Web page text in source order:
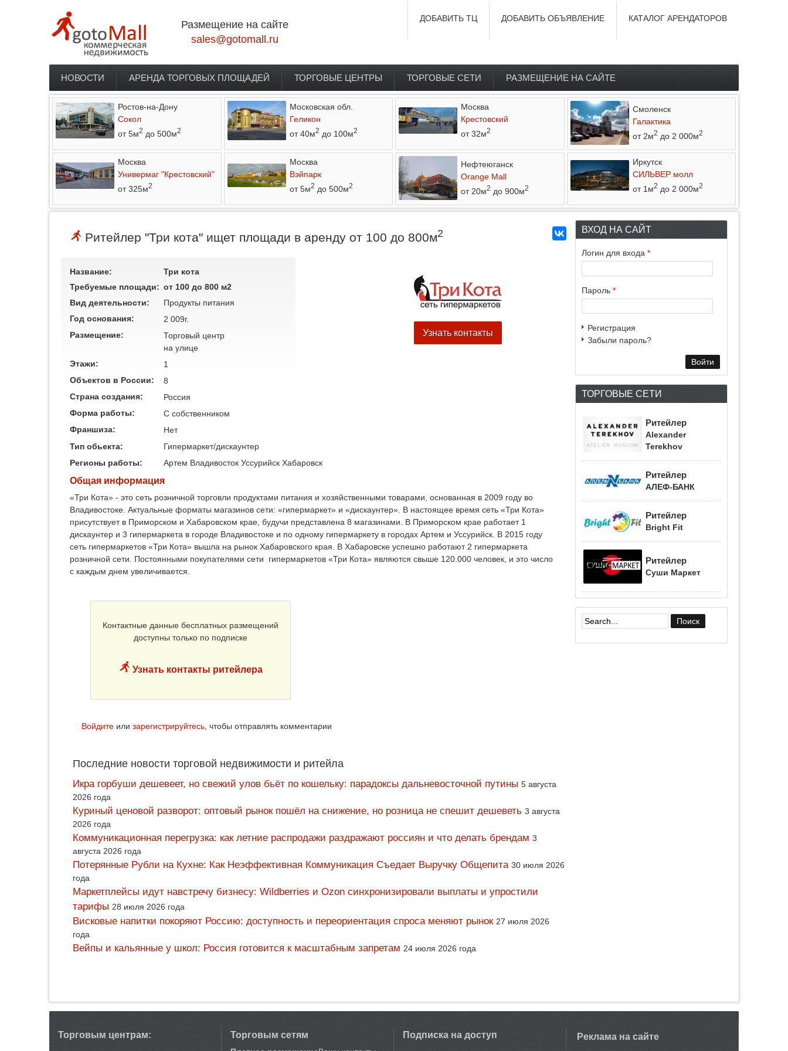
Размещение на сайте
sales@gotomall.ru
КАТАЛОГ АРЕНДАТОРОВ
ДОБАВИТЬ ОБЪЯВЛЕНИЕ
ДОБАВИТЬ ТЦ
Главное меню
НОВОСТИ АРЕНДА ТОРГОВЫХ ПЛОЩАДЕЙ ТОРГОВЫЕ ЦЕНТРЫ ТОРГОВЫЕ СЕТИ РАЗМЕЩЕНИЕ НА САЙТЕ
Ростов-на-Дону
Сокол
от 5м2 до 500м2
Московская обл.
Геликон
от 40м2 до 100м2
Москва
Крестовский
от 32м2
Смоленск
Галактика
от 2м2 до 2 000м2
Москва
Универмаг "Крестовский"
от 325м2
Москва
Вэйпарк
от 5м2 до 500м2
Нефтеюганск
Orange Mall
от 20м2 до 900м2
Иркутск
СИЛЬВЕР молл
от 1м2 до 2 000м2
Ритейлер "Три кота" ищет площади в аренду от 100 до 800м2
Название:
Три кота
Требуемые площади: от 100 до 800 м2
Вид деятельности:
Продукты питания
Год основания:
2 009г.
Размещение:
Торговый центр
на улице
Этажи:
1
Узнать контакты
Объектов в России:
8
Страна создания:
Россия
Форма работы:
C собственником
Франшиза:
Нет
Тип обьекта:
Гипермаркет/дискаунтер
Регионы работы:
Артем Владивосток Уссурийск Хабаровск
Общая информация
«Три Кота» - это сеть розничной торговли продуктами питания и хозяйственными товарами, основанная в 2009 году во
Владивостоке. Актуальные форматы магазинов сети: «гипермаркет» и «дискаунтер». В настоящее время сеть «Три Кота»
присутствует в Приморском и Хабаровском крае, будучи представлена 8 магазинами. В Приморском крае работает 1
дискаунтер и 3 гипермаркета в городе Владивостоке и по одному гипермаркету в городах Артем и Уссурийск. В 2015 году
сеть гипермаркетов «Три Кота» вышла на рынок Хабаровского края. В Хабаровске успешно работают 2 гипермаркета
розничной сети. Постоянными покупателями сети гипермаркетов «Три Кота» являются свыше 120.000 человек, и это число
с каждым днем увеличивается.
Контактные данные бесплатных размещений
доступны только по подписке
Узнать контакты ритейлера
Войдите или зарегистрируйтесь, чтобы отправлять комментарии
Последние новости торговой недвижимости и ритейла
Икра горбуши дешевеет, но свежий улов бьёт по кошельку: парадоксы дальневосточной путины 5 августа
2026 года
Куриный ценовой разворот: оптовый рынок пошёл на снижение, но розница не спешит дешеветь 3 августа
2026 года
Коммуникационная перегрузка: как летние распродажи раздражают россиян и что делать брендам 3
августа 2026 года
Потерянные Рубли на Кухне: Как Неэффективная Коммуникация Съедает Выручку Общепита 30 июля 2026
года
Маркетплейсы идут навстречу бизнесу: Wildberries и Ozon синхронизировали выплаты и упростили
тарифы 28 июля 2026 года
Висковые напитки покоряют Россию: доступность и переориентация спроса меняют рынок 27 июля 2026
года
Вейпы и кальянные у школ: Россия готовится к масштабным запретам 24 июля 2026 года
ВХОД НА САЙТ
Логин для входа *
Пароль *
Регистрация
Забыли пароль?
ТОРГОВЫЕ СЕТИ
Ритейлер
Alexander
Terekhov
Ритейлер
АЛЕФ-БАНК
Ритейлер
Bright Fit
Ритейлер
Суши Маркет
Форма поиска
Торговым центрам: Торговым сетям Подписка на доступ
Реклама на сайте